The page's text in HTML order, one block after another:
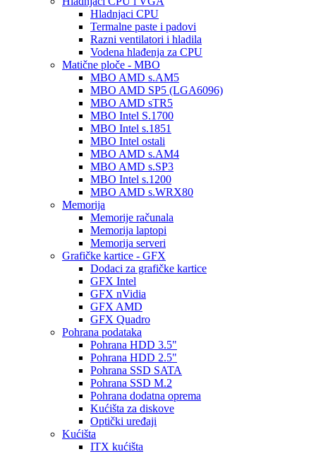
Hladnjaci CPU
Termalne paste i padovi
Razni ventilatori i hladila
Vodena hlađenja za CPU
Matične ploče - MBO
MBO AMD s.AM5
MBO AMD SP5 (LGA6096)
MBO AMD sTR5
MBO Intel S.1700
MBO Intel s.1851
MBO Intel ostali
MBO AMD s.AM4
MBO AMD s.SP3
MBO Intel s.1200
MBO AMD s.WRX80
Memorija
Memorije računala
Memorija laptopi
Memorija serveri
Grafičke kartice - GFX
Dodaci za grafičke kartice
GFX Intel
GFX nVidia
GFX AMD
GFX Quadro
Pohrana podataka
Pohrana HDD 3.5"
Pohrana HDD 2.5"
Pohrana SSD SATA
Pohrana SSD M.2
Pohrana dodatna oprema
Kućišta za diskove
Optički uređaji
Kućišta
ITX kućišta